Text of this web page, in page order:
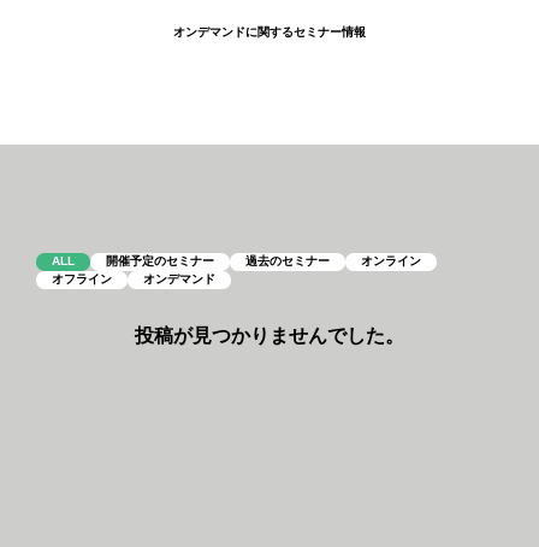
オンデマンドに関するセミナー情報
ALL 開催予定のセミナー 過去のセミナー
オンライン
オフライン
オンデマンド
投稿が見つかりませんでした。